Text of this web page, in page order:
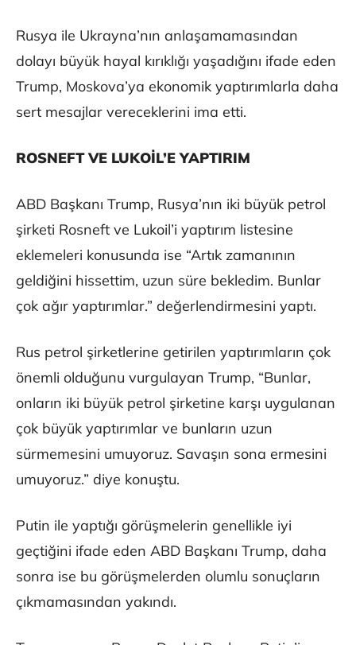
Rusya ile Ukrayna’nın anlaşamamasından
dolayı büyük hayal kırıklığı yaşadığını ifade eden
Trump, Moskova’ya ekonomik yaptırımlarla daha
sert mesajlar vereceklerini ima etti.
ROSNEFT VE LUKOİL’E YAPTIRIM
ABD Başkanı Trump, Rusya’nın iki büyük petrol
şirketi Rosneft ve Lukoil’i yaptırım listesine
eklemeleri konusunda ise “Artık zamanının
geldiğini hissettim, uzun süre bekledim. Bunlar
çok ağır yaptırımlar.” değerlendirmesini yaptı.
Rus petrol şirketlerine getirilen yaptırımların çok
önemli olduğunu vurgulayan Trump, “Bunlar,
onların iki büyük petrol şirketine karşı uygulanan
çok büyük yaptırımlar ve bunların uzun
sürmemesini umuyoruz. Savaşın sona ermesini
umuyoruz.” diye konuştu.
Putin ile yaptığı görüşmelerin genellikle iyi
geçtiğini ifade eden ABD Başkanı Trump, daha
sonra ise bu görüşmelerden olumlu sonuçların
çıkmamasından yakındı.